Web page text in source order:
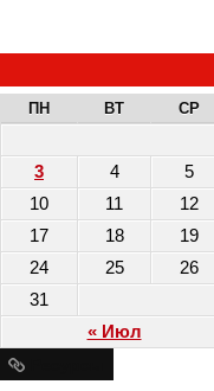
ПН ВТ СР
« Июл
3
4 5
10
11 12
17
18 19
24
25 26
31